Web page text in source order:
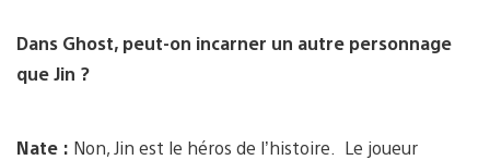
Dans Ghost, peut-on incarner un autre personnage
que Jin ?
Nate : Non, Jin est le héros de l’histoire. Le joueur